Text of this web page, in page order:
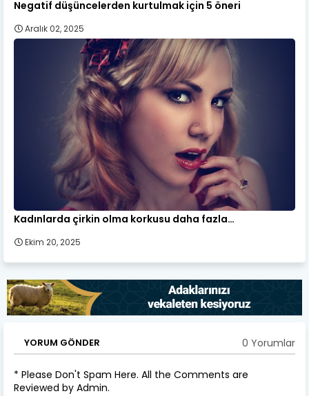
Negatif düşüncelerden kurtulmak için 5 öneri
Aralık 02, 2025
Kadınlarda çirkin olma korkusu daha fazla…
Ekim 20, 2025
YORUM GÖNDER 0 Yorumlar
* Please Don't Spam Here. All the Comments are
Reviewed by Admin.